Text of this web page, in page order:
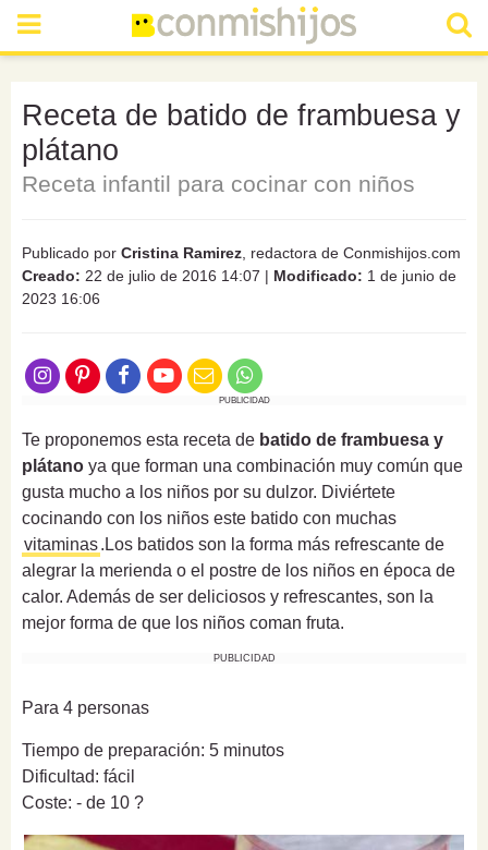
Receta de batido de frambuesa y
plátano
Receta infantil para cocinar con niños
Publicado por Cristina Ramirez , redactora de Conmishijos.com
Creado: 22 de julio de 2016 14:07 | Modificado: 1 de junio de
2023 16:06
PUBLICIDAD
Te proponemos esta receta de batido de frambuesa y
plátano ya que forman una combinación muy común que
gusta mucho a los niños por su dulzor. Diviértete
cocinando con los niños este batido con muchas
vitaminas.Los batidos son la forma más refrescante de
alegrar la merienda o el postre de los niños en época de
calor. Además de ser deliciosos y refrescantes, son la
mejor forma de que los niños coman fruta.
PUBLICIDAD
Para 4 personas
Tiempo de preparación: 5 minutos
Dificultad: fácil
Coste: - de 10 ?